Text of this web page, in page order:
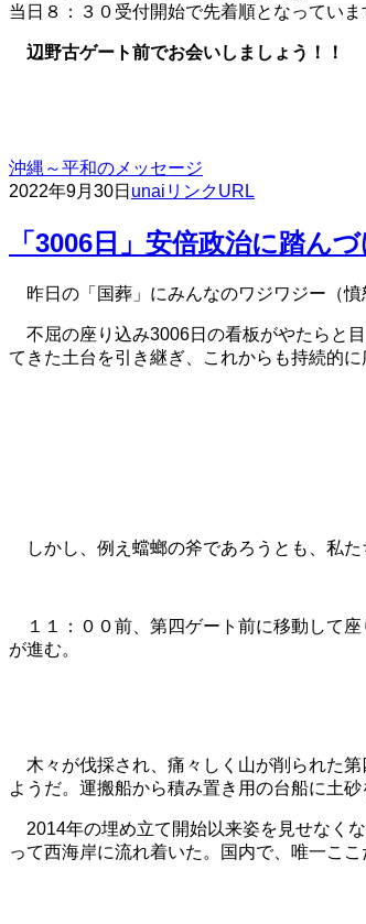
当日８：３０受付開始で先着順となっていま
辺野古ゲート前でお会いしましょう！！
沖縄～平和のメッセージ
2022年9月30日 unai リンクURL
「3006日」安倍政治に踏ん
昨日の「国葬」にみんなのワジワジー（
不屈の座り込み3006日の看板がやたらと
てきた土台を引き継ぎ、これからも持続的
しかし、例え蟷螂の斧であろうとも、私
１１：００前、第四ゲート前に移動して
が進む。
木々が伐採され、痛々しく山が削られた第
ようだ。運搬船から積み置き用の台船に土
2014年の埋め立て開始以来姿を見せなく
って西海岸に流れ着いた。国内で、唯一こ